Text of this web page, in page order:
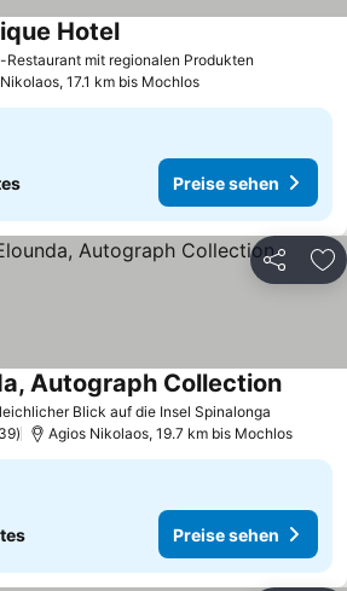
Restaurant mit regionalen Produkten
Hotel
17.1 km bis Mochlos
Preise sehen
Teilen
Blick auf die Insel Spinalonga
Autograph Collection
Agios Nikolaos, 19.7 km bis Mochlos
Preise sehen